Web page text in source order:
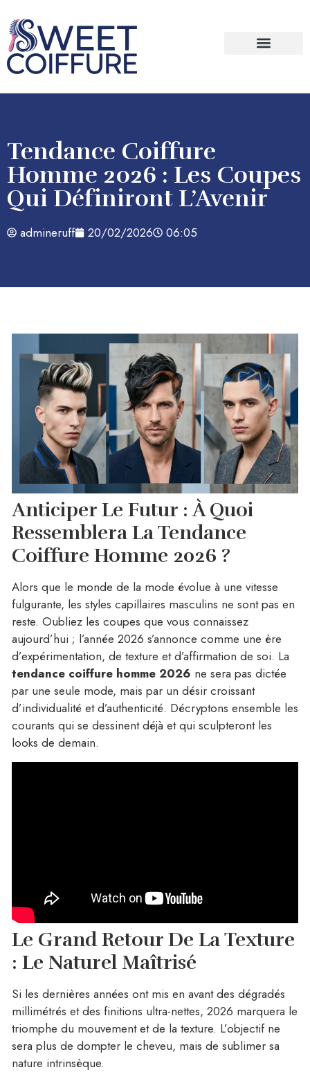
Tendance Coiffure
Homme 2026 : Les Coupes
Qui Définiront L’Avenir
admineruff 20/02/2026 06:05
Anticiper Le Futur : À Quoi
Ressemblera La Tendance
Coiffure Homme 2026 ?
Alors que le monde de la mode évolue à une vitesse
fulgurante, les styles capillaires masculins ne sont pas en
reste. Oubliez les coupes que vous connaissez
aujourd’hui ; l’année 2026 s’annonce comme une ère
d’expérimentation, de texture et d’affirmation de soi. La
tendance coiffure homme 2026 ne sera pas dictée
par une seule mode, mais par un désir croissant
d’individualité et d’authenticité. Décryptons ensemble les
courants qui se dessinent déjà et qui sculpteront les
looks de demain.
Le Grand Retour De La Texture
: Le Naturel Maîtrisé
Si les dernières années ont mis en avant des dégradés
millimétrés et des finitions ultra-nettes, 2026 marquera le
triomphe du mouvement et de la texture. L’objectif ne
sera plus de dompter le cheveu, mais de sublimer sa
nature intrinsèque.